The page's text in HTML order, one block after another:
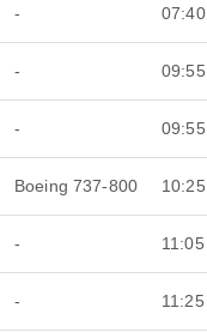
- 07:40
- 09:55
- 09:55
Boeing 737-800 10:25
- 11:05
- 11:25